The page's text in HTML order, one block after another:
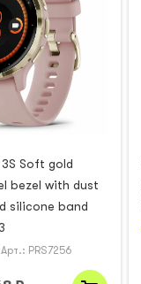
Soft gold
bezel with dust
silicone band
Арт.: PRS7256